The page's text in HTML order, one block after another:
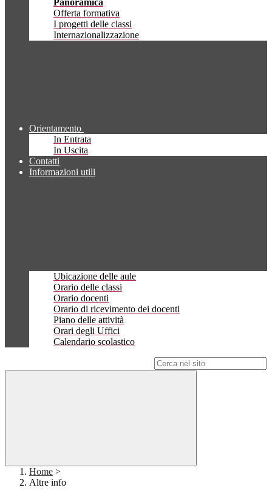
Panoramica
Offerta formativa
I progetti delle classi
Internazionalizzazione
Orientamento
In Entrata
In Uscita
Contatti
Informazioni utili
Ubicazione delle aule
Orario delle classi
Orario docenti
Orario di ricevimento dei docenti
Piano delle attività
Orari degli Uffici
Calendario scolastico
Home >
Altre info